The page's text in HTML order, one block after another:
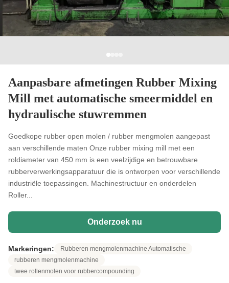
Aanpasbare afmetingen Rubber Mixing
Mill met automatische smeermiddel en
hydraulische stuwremmen
Goedkope rubber open molen / rubber mengmolen aangepast
aan verschillende maten Onze rubber mixing mill met een
roldiameter van 450 mm is een veelzijdige en betrouwbare
rubberverwerkingsapparatuur die is ontworpen voor verschillende
industriële toepassingen. Machinestructuur en onderdelen
Roller...
Onderzoek nu
Markeringen:
Rubberen mengmolenmachine Automatische
rubberen mengmolenmachine
twee rollenmolen voor rubbercompounding